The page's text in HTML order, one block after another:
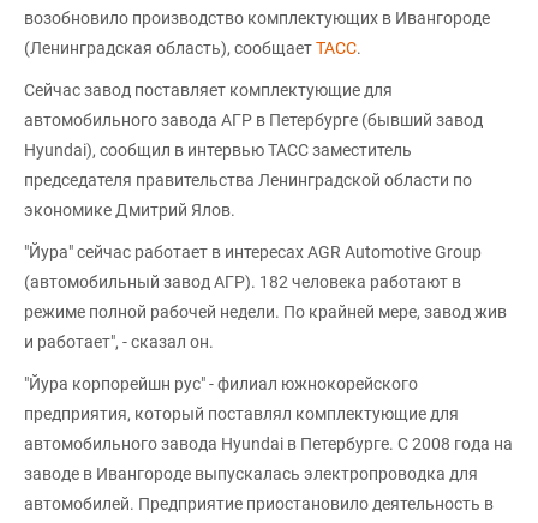
возобновило производство комплектующих в Ивангороде
(Ленинградская область), сообщаетТАСС.
Сейчас завод поставляет комплектующие для
автомобильного завода АГР в Петербурге (бывший завод
Hyundai), сообщил в интервью ТАСС заместитель
председателя правительства Ленинградской области по
экономике Дмитрий Ялов.
"Йура" сейчас работает в интересах AGR Automotive Group
(автомобильный завод АГР). 182 человека работают в
режиме полной рабочей недели. По крайней мере, завод жив
и работает", - сказал он.
"Йура корпорейшн рус" - филиал южнокорейского
предприятия, который поставлял комплектующие для
автомобильного завода Hyundai в Петербурге. С 2008 года на
заводе в Ивангороде выпускалась электропроводка для
автомобилей. Предприятие приостановило деятельность в